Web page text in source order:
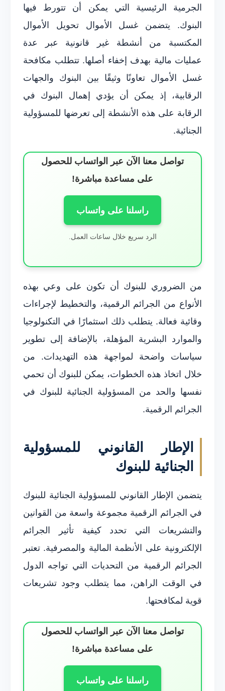
الجرمية الرئيسية التي يمكن أن تتورط فيها
البنوك. يتضمن غسل الأموال تحويل الأموال
المكتسبة من أنشطة غير قانونية عبر عدة
عمليات مالية بهدف إخفاء أصلها. تتطلب مكافحة
غسل الأموال تعاونًا وثيقًا بين البنوك والجهات
الرقابية، إذ يمكن أن يؤدي إهمال البنوك في
الرقابة على هذه الأنشطة إلى تعرضها للمسؤولية
الجنائية.
تواصل معنا الآن عبر الواتساب للحصول
على مساعدة مباشرة!
راسلنا على واتساب
الرد سريع خلال ساعات العمل.
من الضروري للبنوك أن تكون على وعي بهذه
الأنواع من الجرائم الرقمية، والتخطيط لإجراءات
وقائية فعالة. يتطلب ذلك استثمارًا في التكنولوجيا
والموارد البشرية المؤهلة، بالإضافة إلى تطوير
سياسات واضحة لمواجهة هذه التهديدات. من
خلال اتخاذ هذه الخطوات، يمكن للبنوك أن تحمي
نفسها والحد من المسؤولية الجنائية للبنوك في
الجرائم الرقمية.
الإطار القانوني للمسؤولية
الجنائية للبنوك
يتضمن الإطار القانوني للمسؤولية الجنائية للبنوك
في الجرائم الرقمية مجموعة واسعة من القوانين
والتشريعات التي تحدد كيفية تأثير الجرائم
الإلكترونية على الأنظمة المالية والمصرفية. تعتبر
الجرائم الرقمية من التحديات التي تواجه الدول
في الوقت الراهن، مما يتطلب وجود تشريعات
قوية لمكافحتها.
تواصل معنا الآن عبر الواتساب للحصول
على مساعدة مباشرة!
راسلنا على واتساب